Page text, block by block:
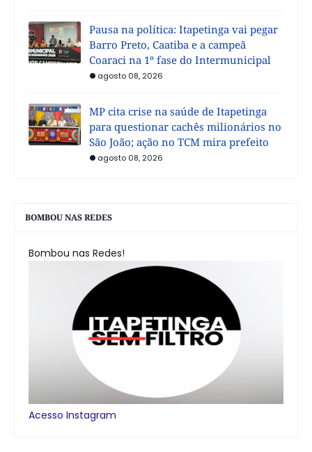
Pausa na política: Itapetinga vai pegar
Barro Preto, Caatiba e a campeã
Coaraci na 1º fase do Intermunicipal
agosto 08, 2026
MP cita crise na saúde de Itapetinga
para questionar cachês milionários no
São João; ação no TCM mira prefeito
agosto 08, 2026
BOMBOU NAS REDES
Bombou nas Redes!
Acesso Instagram